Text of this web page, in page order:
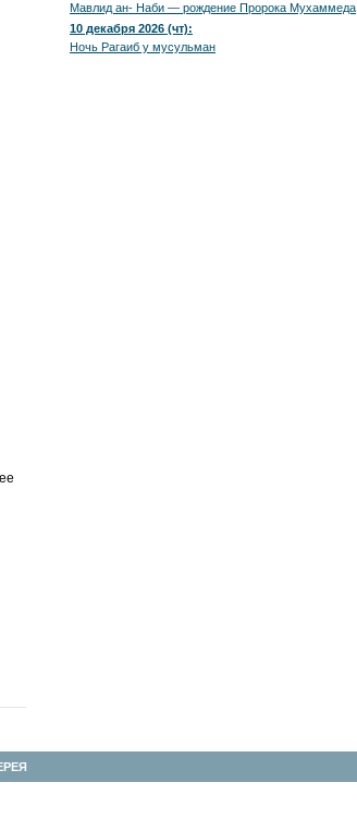
Мавлид ан- Наби — рождение Пророка Мухаммеда
10 декабря 2026 (чт):
Ночь Рагаиб у мусульман